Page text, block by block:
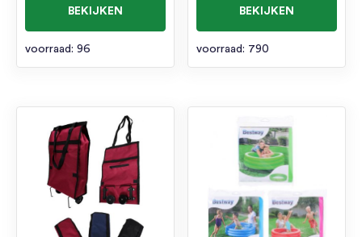
BEKIJKEN
voorraad: 96
BEKIJKEN
voorraad: 790